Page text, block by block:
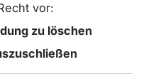
vor:
zu löschen